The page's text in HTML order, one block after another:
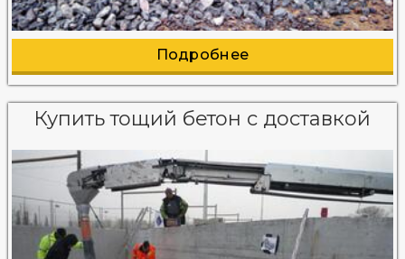
Подробнее
Купить тощий бетон с доставкой